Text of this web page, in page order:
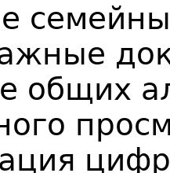
общих